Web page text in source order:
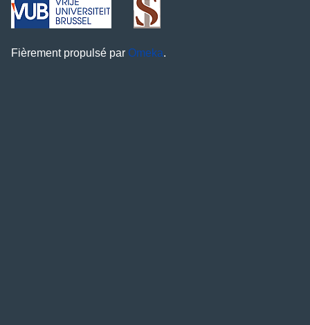
Fièrement propulsé par Omeka.